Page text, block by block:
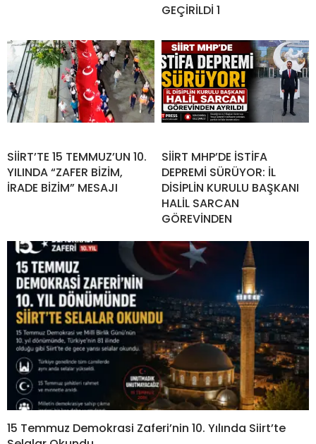
GEÇİRİLDİ 1
SİİRT’TE 15 TEMMUZ’UN 10.
YILINDA “ZAFER BİZİM,
İRADE BİZİM” MESAJI
SİİRT MHP’DE İSTİFA
DEPREMİ SÜRÜYOR: İL
DİSİPLİN KURULU BAŞKANI
HALİL SARCAN
GÖREVİNDEN
15 Temmuz Demokrasi Zaferi’nin 10. Yılında Siirt’te